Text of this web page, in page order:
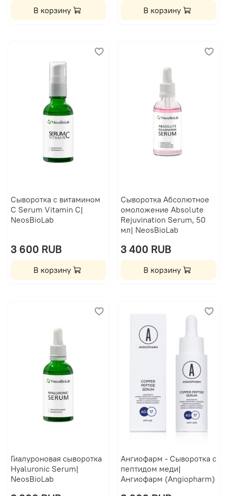
В корзину В корзину
Сыворотка с витамином
С Serum Vitamin C|
NeosBioLab
3 600 RUB
В корзину
Сыворотка Абсолютное
омоложение Absolute
Rejuvination Serum, 50
мл| NeosBioLab
3 400 RUB
В корзину
Гиалуроновая сыворотка
Hyaluronic Serum|
NeosBioLab
Ангиофарм - Сыворотка с
пептидом меди|
Ангиофарм (Angiopharm)